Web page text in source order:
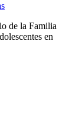
de la Familia
en